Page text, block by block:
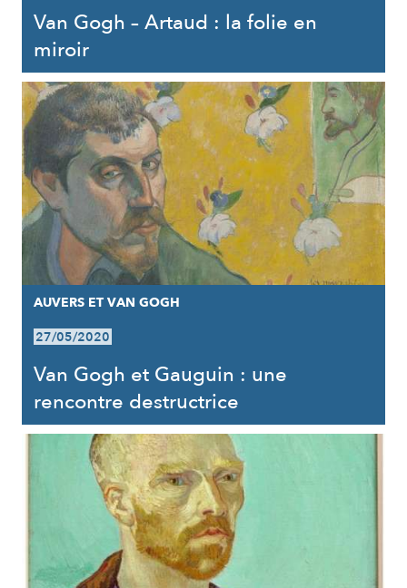
Van Gogh – Artaud : la folie en
miroir
AUVERS ET VAN GOGH
27/05/2020
Van Gogh et Gauguin : une
rencontre destructrice